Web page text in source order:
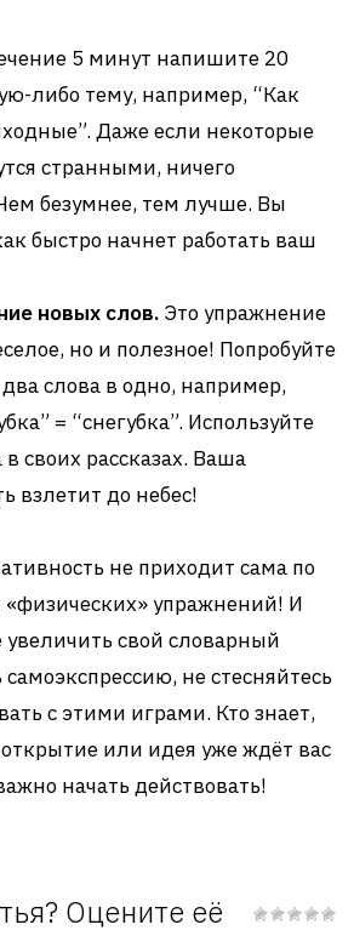
5 минут напишите 20
либо тему, например, “Как
Даже если некоторые
странными, ничего
безумнее, тем лучше. Вы
быстро начнет работать ваш
новых слов. Это упражнение
но и полезное! Попробуйте
слова в одно, например,
= “снегубка”. Используйте
своих рассказах. Ваша
взлетит до небес!
не приходит сама по
«физических» упражнений! И
увеличить свой словарный
не стесняйтесь
с этими играми. Кто знает,
или идея уже ждёт вас
начать действовать!
Оцените её